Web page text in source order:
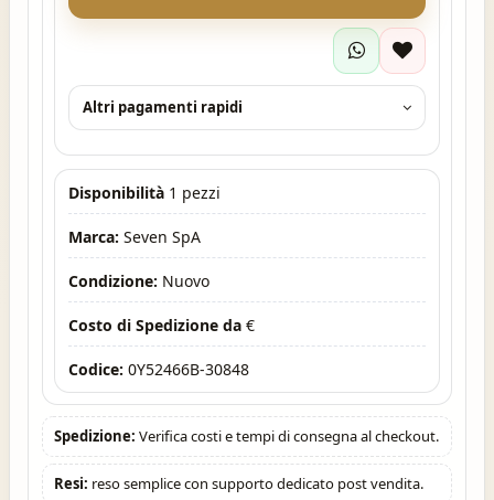
Altri pagamenti rapidi
Disponibilità 1 pezzi
Marca: Seven SpA
Condizione: Nuovo
Costo di Spedizione da €
Codice: 0Y52466B-30848
Spedizione: Verifica costi e tempi di consegna al checkout.
Resi: reso semplice con supporto dedicato post vendita.